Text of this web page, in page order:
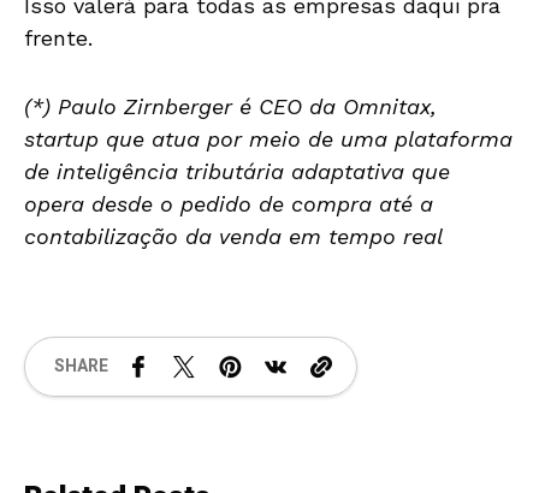
Isso valerá para todas as empresas daqui pra
frente.
(*) Paulo Zirnberger é CEO da Omnitax,
startup que atua por meio de uma plataforma
de inteligência tributária adaptativa que
opera desde o pedido de compra até a
contabilização da venda em tempo real
SHARE